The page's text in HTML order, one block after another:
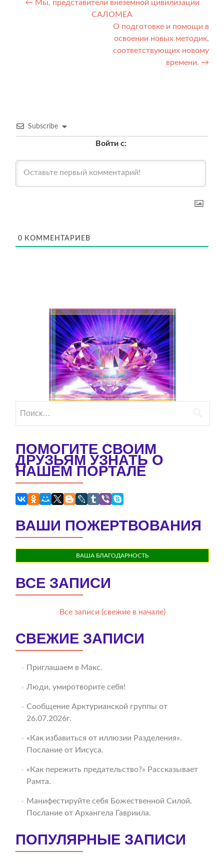
Навигация
← Мы, представители внеземной цивилизации
САЛОМЕА
О подготовке и помощи в
освоении новых методик,
соответствующих новому
времени. →
Subscribe
Войти с:
0 КОММЕНТАРИЕВ
ПОМОГИТЕ СВОИМ
ДРУЗЬЯМ УЗНАТЬ О
НАШЕМ ПОРТАЛЕ
ВАШИ ПОЖЕРТВОВАНИЯ
ВАША БЛАГОДАРНОСТЬ
ВСЕ ЗАПИСИ
Все записи (свежие в начале)
СВЕЖИЕ ЗАПИСИ
Приглашаем в Макс.
Люди, умиротворите себя!
Сообщение Арктурианской группы от
26.07.2026г.
«Как избавиться от иллюзии Разделения».
Послание от Иисуса.
«Как пережить предательство?» Рассказывает
Рамта.
Манифестируйте себя Божественной Силой.
Послание от Архангела Гавриила.
ПОПУЛЯРНЫЕ ЗАПИСИ